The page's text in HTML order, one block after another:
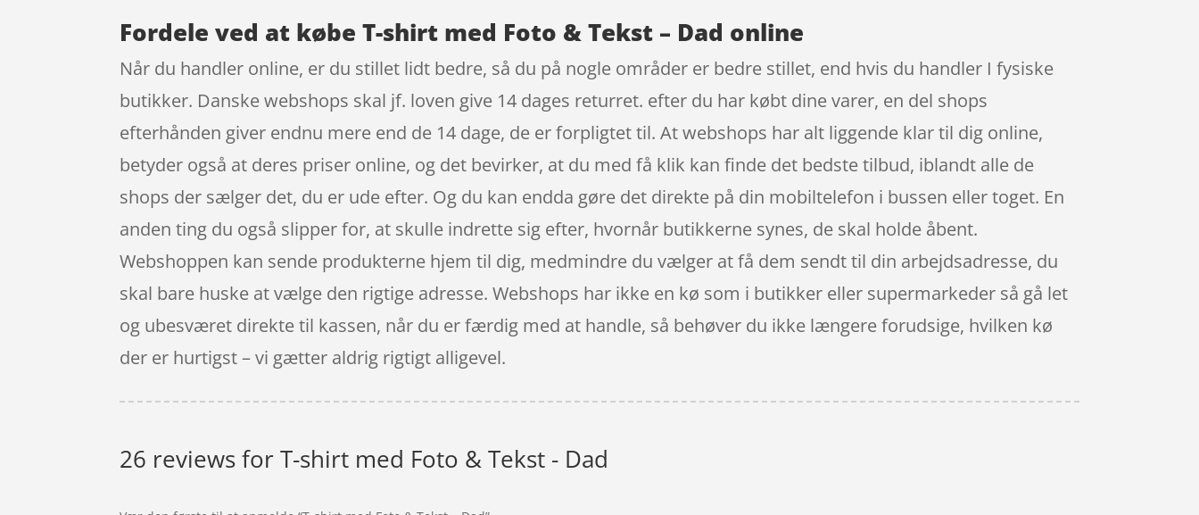
Fordele ved at købe T-shirt med Foto & Tekst – Dad online
Når du handler online, er du stillet lidt bedre, så du på nogle områder er bedre stillet, end hvis du handler I fysiske
butikker. Danske webshops skal jf. loven give 14 dages returret. efter du har købt dine varer, en del shops
efterhånden giver endnu mere end de 14 dage, de er forpligtet til. At webshops har alt liggende klar til dig online,
betyder også at deres priser online, og det bevirker, at du med få klik kan finde det bedste tilbud, iblandt alle de
shops der sælger det, du er ude efter. Og du kan endda gøre det direkte på din mobiltelefon i bussen eller toget. En
anden ting du også slipper for, at skulle indrette sig efter, hvornår butikkerne synes, de skal holde åbent.
Webshoppen kan sende produkterne hjem til dig, medmindre du vælger at få dem sendt til din arbejdsadresse, du
skal bare huske at vælge den rigtige adresse. Webshops har ikke en kø som i butikker eller supermarkeder så gå let
og ubesværet direkte til kassen, når du er færdig med at handle, så behøver du ikke længere forudsige, hvilken kø
der er hurtigst – vi gætter aldrig rigtigt alligevel.
26 reviews forT-shirt med Foto & Tekst - Dad